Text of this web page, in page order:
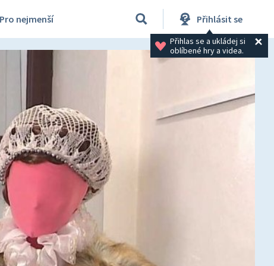
Pro nejmenší Přihlásit se
Přihlas se a ukládej si
oblíbené hry a videa.